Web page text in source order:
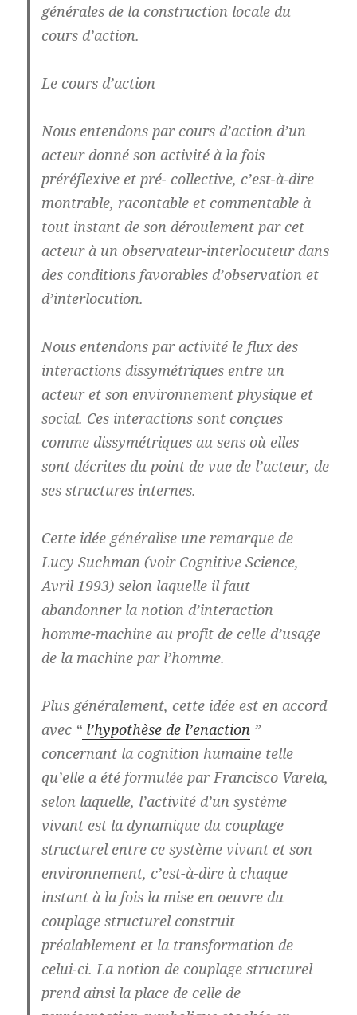
générales de la construction locale du
cours d’action.
Le cours d’action
Nous entendons par cours d’action d’un
acteur donné son activité à la fois
préréflexive et pré- collective, c’est-à-dire
montrable, racontable et commentable à
tout instant de son déroulement par cet
acteur à un observateur-interlocuteur dans
des conditions favorables d’observation et
d’interlocution.
Nous entendons par activité le flux des
interactions dissymétriques entre un
acteur et son environnement physique et
social. Ces interactions sont conçues
comme dissymétriques au sens où elles
sont décrites du point de vue de l’acteur, de
ses structures internes.
Cette idée généralise une remarque de
Lucy Suchman (voir Cognitive Science,
Avril 1993) selon laquelle il faut
abandonner la notion d’interaction
homme-machine au profit de celle d’usage
de la machine par l’homme.
Plus généralement, cette idée est en accord
avec “l’hypothèse de l’enaction ”
concernant la cognition humaine telle
qu’elle a été formulée par Francisco Varela,
selon laquelle, l’activité d’un système
vivant est la dynamique du couplage
structurel entre ce système vivant et son
environnement, c’est-à-dire à chaque
instant à la fois la mise en oeuvre du
couplage structurel construit
préalablement et la transformation de
celui-ci. La notion de couplage structurel
prend ainsi la place de celle de